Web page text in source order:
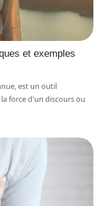
et exemples
est un outil
force d'un discours ou